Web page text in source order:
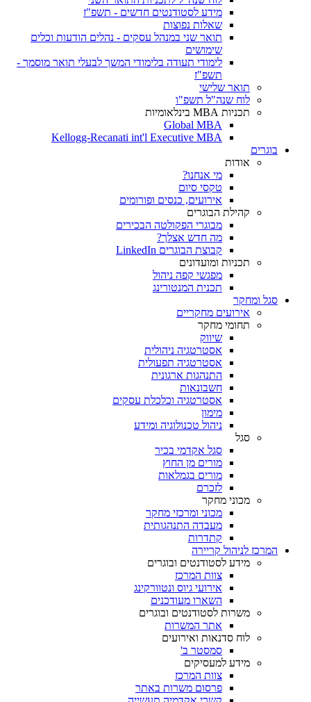
מידע לסטודנטים חדשים - תשפ"ז
שאלות נפוצות
תואר שני במנהל עסקים - נהלים הודעות וכלים
שימושים
לימודי תעודה בלימודי המשך לבעלי תואר מוסמך -
תשפ"ז
תואר שלישי
לוח שנה"ל תשפ"ו
תכניות MBA בינלאומיות
Global MBA
Kellogg-Recanati int'l Executive MBA
בוגרים
אודות
מי אנחנו?
טקסי סיום
אירועים, כנסים ופורומים
קהילת הבוגרים
מבוגרי הפקולטה הבכירים
מה חדש אצלך?
קבוצת הבוגרים LinkedIn
תכניות ומועדונים
מפגשי קפה ניהול
תכנית המנטורינג
סגל ומחקר
אירועים מחקריים
תחומי מחקר
שיווק
אסטרטגיה ניהולית
אסטרטגיה תפעולית
התנהגות ארגונית
חשבונאות
אסטרטגיה וכלכלת עסקים
מימון
ניהול טכנולוגיה ומידע
סגל
סגל אקדמי בכיר
מורים מן החוץ
מורים בגמלאות
לזכרם
מכוני מחקר
מכוני ומרכזי מחקר
מעבדה התנהגותית
קתדרות
המרכז לניהול קריירה
מידע לסטודנטים ובוגרים
צוות המרכז
אירועי גיוס ונטוורקינג
השארו מעודכנים
משרות לסטודנטים ובוגרים
אתר המשרות
לוח סדנאות ואירועים
סמסטר ב'
מידע למעסיקים
צוות המרכז
פרסום משרות באתר